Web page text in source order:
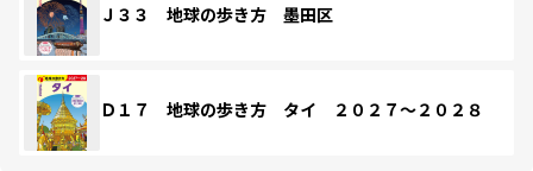
Ｊ３３ 地球の歩き方 墨田区
Ｄ１７ 地球の歩き方 タイ ２０２７～２０２８